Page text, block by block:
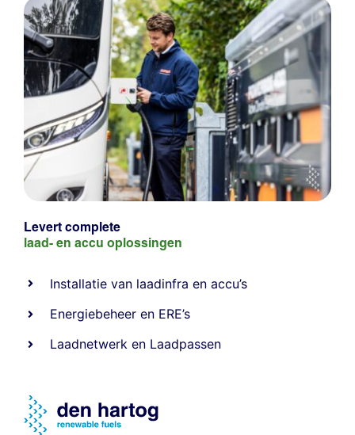
Levert complete
laad- en accu oplossingen
Installatie van laadinfra en accu’s
Energiebeheer en ERE’s
Laadnetwerk en Laadpassen